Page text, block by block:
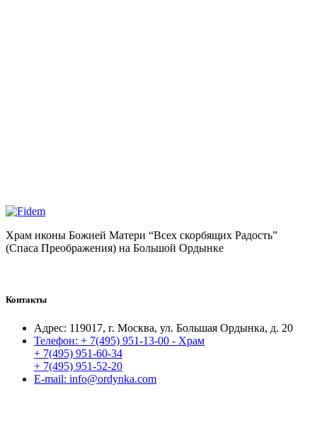
Храм иконы Божией Матери “Всех скорбящих Радость”
(Спаса Преображения) на Большой Ордынке
Контакты
Адрес: 119017, г. Москва, ул. Большая Ордынка, д. 20
Телефон: + 7(495) 951-13-00 - Храм
+ 7(495) 951-60-34
+ 7(495) 951-52-20
E-mail: info@ordynka.com